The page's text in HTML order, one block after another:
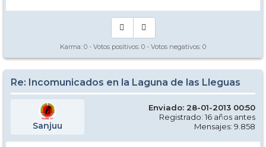
Karma: 0 - Votos positivos: 0 - Votos negativos: 0
Re: Incomunicados en la Laguna de las Lleguas
Sanjuu
Enviado: 28-01-2013 00:50
Registrado: 16 años antes
Mensajes: 9.858